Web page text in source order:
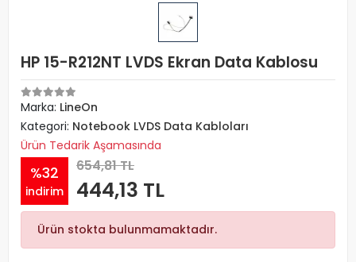
HP 15-R212NT LVDS Ekran Data Kablosu
Marka: LineOn
Kategori: Notebook LVDS Data Kabloları
Ürün Tedarik Aşamasında
%32
indirim
654,81 TL
444,13 TL
Ürün stokta bulunmamaktadır.